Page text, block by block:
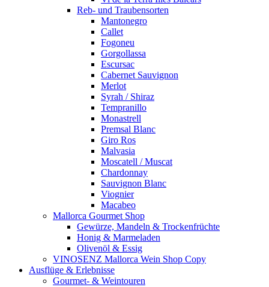
Reb- und Traubensorten
Mantonegro
Callet
Fogoneu
Gorgollassa
Escursac
Cabernet Sauvignon
Merlot
Syrah / Shiraz
Tempranillo
Monastrell
Premsal Blanc
Giro Ros
Malvasia
Moscatell / Muscat
Chardonnay
Sauvignon Blanc
Viognier
Macabeo
Mallorca Gourmet Shop
Gewürze, Mandeln & Trockenfrüchte
Honig & Marmeladen
Olivenöl & Essig
VINOSENZ Mallorca Wein Shop Copy
Ausflüge & Erlebnisse
Gourmet- & Weintouren